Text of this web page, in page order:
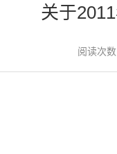
关于
阅读次